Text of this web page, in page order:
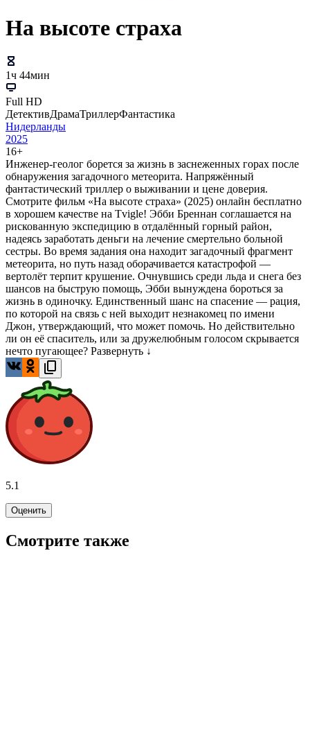
На высоте страха
1ч 44мин
Full HD
ДетективДрамаТриллерФантастика
Нидерланды
2025
16+
Инженер-геолог борется за жизнь в заснеженных горах после
обнаружения загадочного метеорита. Напряжённый
фантастический триллер о выживании и цене доверия.
Смотрите фильм «На высоте страха» (2025) онлайн бесплатно
в хорошем качестве на Tvigle! Эбби Бреннан соглашается на
рискованную экспедицию в отдалённый горный район,
надеясь заработать деньги на лечение смертельно больной
сестры. Во время задания она находит загадочный фрагмент
метеорита, но путь назад оборачивается катастрофой —
вертолёт терпит крушение. Очнувшись среди льда и снега без
шансов на быструю помощь, Эбби вынуждена бороться за
жизнь в одиночку. Единственный шанс на спасение — рация,
по которой на связь с ней выходит незнакомец по имени
Джон, утверждающий, что может помочь. Но действительно
ли он её спаситель, или за дружелюбным голосом скрывается
нечто пугающее? Развернуть ↓
5.1
Оценить
Смотрите также